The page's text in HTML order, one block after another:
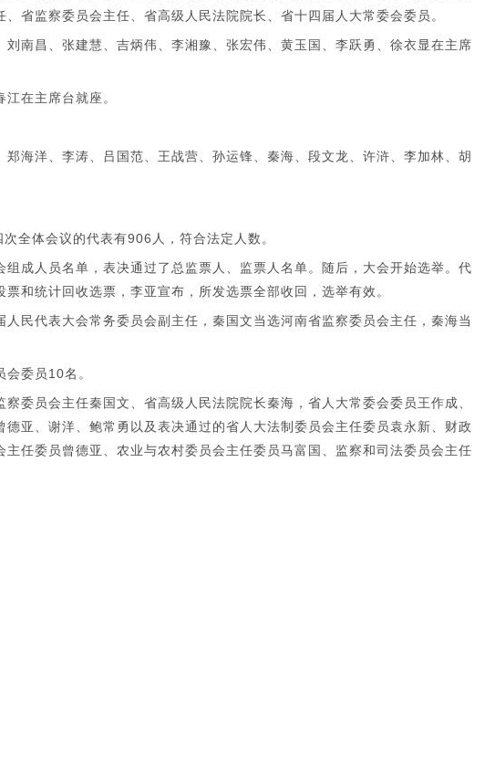
省监察委员会主任、省高级人民法院院长、省十四届人大常委会委员。
昌、张建慧、吉炳伟、李湘豫、张宏伟、黄玉国、李跃勇、徐衣显在主席
在主席台就座。
洋、李涛、吕国范、王战营、孙运锋、秦海、段文龙、许浒、李加林、胡
体会议的代表有906人，符合法定人数。
人员名单，表决通过了总监票人、监票人名单。随后，大会开始选举。代
和统计回收选票，李亚宣布，所发选票全部收回，选举有效。
代表大会常务委员会副主任，秦国文当选河南省监察委员会主任，秦海当
委员10名。
员会主任秦国文、省高级人民法院院长秦海，省人大常委会委员王作成、
亚、谢洋、鲍常勇以及表决通过的省人大法制委员会主任委员袁永新、财政
任委员曾德亚、农业与农村委员会主任委员马富国、监察和司法委员会主任